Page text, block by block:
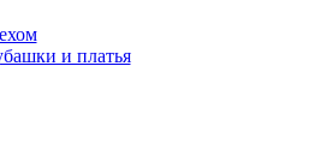
и платья